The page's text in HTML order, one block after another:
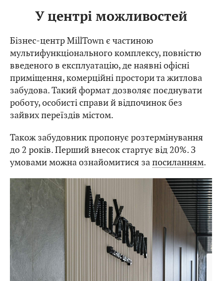
У центрі можливостей
Бізнес-центр MillTown є частиною
мультифункціонального комплексу, повністю
введеного в експлуатацію, де наявні офісні
приміщення, комерційні простори та житлова
забудова. Такий формат дозволяє поєднувати
роботу, особисті справи й відпочинок без
зайвих переїздів містом.
Також забудовник пропонує розтермінування
до 2 років. Перший внесок стартує від 20%. З
умовами можна ознайомитися запосиланням.